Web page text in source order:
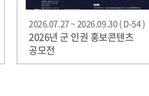
2026.07.27 ~ 2026.09.30 ( D-54 )
2026년 군 인권 홍보콘텐츠
공모전